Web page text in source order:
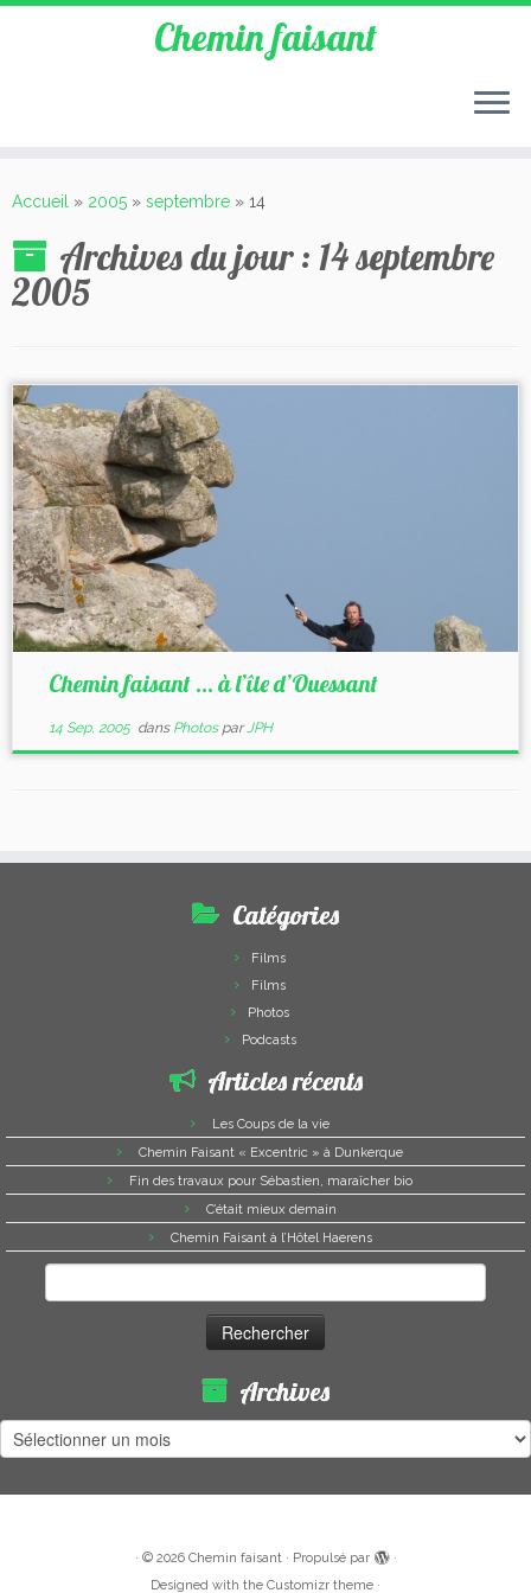
Chemin faisant
Accueil » 2005 » septembre » 14
Archives du jour : 14 septembre
2005
Chemin faisant … à l’île d’Ouessant
14 Sep, 2005dans Photos parJPH
Catégories
Films
Films
Photos
Podcasts
Articles récents
Les Coups de la vie
Chemin Faisant « Excentric » à Dunkerque
Fin des travaux pour Sébastien, maraîcher bio
C’était mieux demain
Chemin Faisant à l’Hôtel Haerens
Archives
Archives
· © 2026 Chemin faisant· Propulsé par
·
Designed with the Customizr theme ·